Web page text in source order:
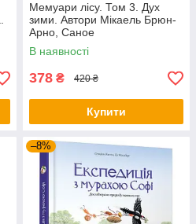
Мемуари лісу. Том 3. Дух
зими. Автори Мікаель Брюн-
Арно, Саное
В наявності
378 ₴ 420 ₴
Купити
–8%